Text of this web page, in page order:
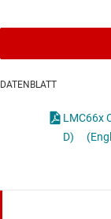
DATENBLATT
LMC66x CMOS
D)